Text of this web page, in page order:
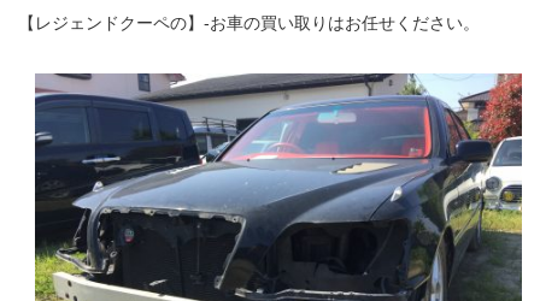
【レジェンドクーペの】-お車の買い取りはお任せください。